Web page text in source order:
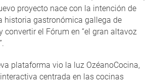
proyecto nace con la intención de
historia gastronómica gallega de
convertir el Fórum en “el gran altavoz
plataforma vio la luz OzéanoCocina,
centrada en las cocinas